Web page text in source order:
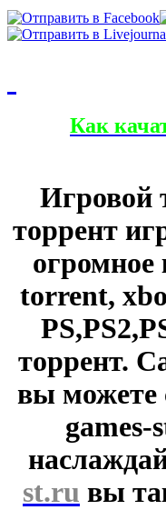
Как
Игровой
торрент
огромное
torrent,
торрент.
вы можете
games-
st.ru вы